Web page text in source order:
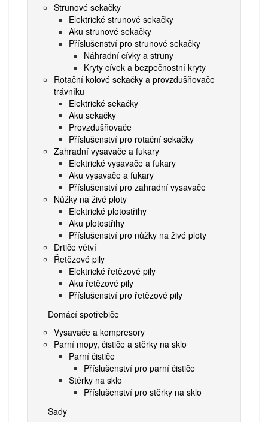
Strunové sekačky
Elektrické strunové sekačky
Aku strunové sekačky
Příslušenství pro strunové sekačky
Náhradní cívky a struny
Kryty cívek a bezpečnostní kryty
Rotační kolové sekačky a provzdušňovače
trávníku
Elektrické sekačky
Aku sekačky
Provzdušňovače
Příslušenství pro rotační sekačky
Zahradní vysavače a fukary
Elektrické vysavače a fukary
Aku vysavače a fukary
Příslušenství pro zahradní vysavače
Nůžky na živé ploty
Elektrické plotostřihy
Aku plotostřihy
Příslušenství pro nůžky na živé ploty
Drtiče větví
Řetězové pily
Elektrické řetězové pily
Aku řetězové pily
Příslušenství pro řetězové pily
Domácí spotřebiče
Vysavače a kompresory
Parní mopy, čističe a stěrky na sklo
Parní čističe
Příslušenství pro parní čističe
Stěrky na sklo
Příslušenství pro stěrky na sklo
Sady